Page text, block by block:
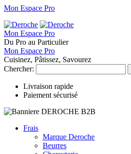
Mon Espace Pro
Mon Espace Pro
Du Pro au Particulier
Mon Espace Pro
Cuisinez, Pâtissez, Savourez
Chercher:
Livraison rapide
Paiement sécurisé
Frais
Marque Deroche
Beurres